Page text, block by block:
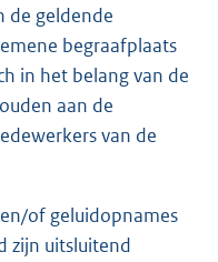
de geldende
begraafplaats
in het belang van de
aan de
van de
of geluidopnames
zijn uitsluitend